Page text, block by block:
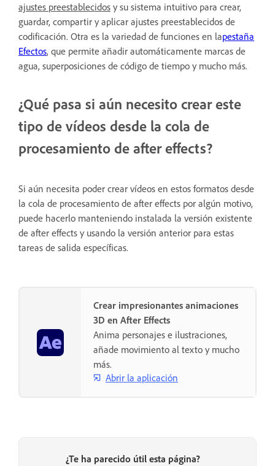
ajustes preestablecidos y su sistema intuitivo para crear,
guardar, compartir y aplicar ajustes preestablecidos de
codificación. Otra es la variedad de funciones en lapestaña
Efectos, que permite añadir automáticamente marcas de
agua, superposiciones de código de tiempo y mucho más.
¿Qué pasa si aún necesito crear este
tipo de vídeos desde la cola de
procesamiento de after effects?
Si aún necesita poder crear vídeos en estos formatos desde
la cola de procesamiento de after effects por algún motivo,
puede hacerlo manteniendo instalada la versión existente
de after effects y usando la versión anterior para estas
tareas de salida específicas.
Crear impresionantes animaciones
3D en After Effects
Anima personajes e ilustraciones,
añade movimiento al texto y mucho
más.
Abrir la aplicación
¿Te ha parecido útil esta página?